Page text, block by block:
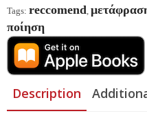
Tags: reccomend
ποίηση
Description